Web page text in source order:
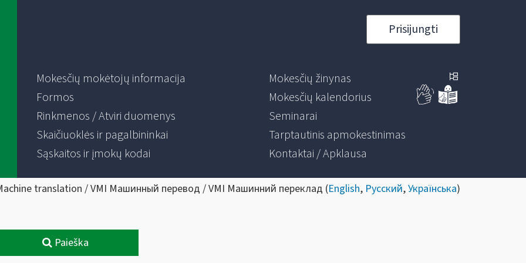
Prisijungti
Mokesčių mokėtojų informacija
Formos
Rinkmenos / Atviri duomenys
Skaičiuoklės ir pagalbininkai
Sąskaitos ir įmokų kodai
Mokesčių žinynas
Mokesčių kalendorius
Seminarai
Tarptautinis apmokestinimas
Kontaktai / Apklausa
translation / VMI Машинный перевод / VMI Машинний переклад (English, Русский,Українська)
Paieška